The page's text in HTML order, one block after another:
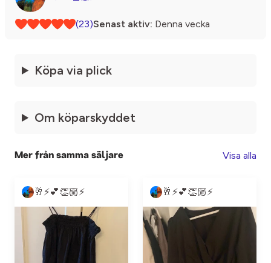
(23)Senast aktiv: Denna vecka
Köpa via plick
Om köparskyddet
Mer från samma säljare Visa alla
🥂⚡️💕👏🏼⚡️ 🥂⚡️💕👏🏼⚡️